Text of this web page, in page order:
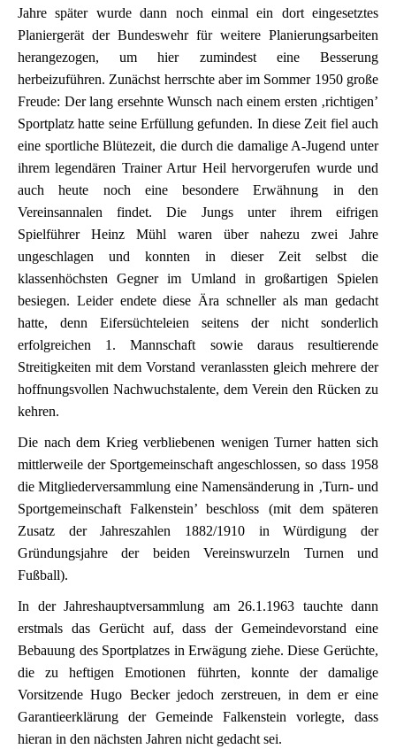
Jahre später wurde dann noch einmal ein dort eingesetztes
Planiergerät der Bundeswehr für weitere Planierungsarbeiten
herangezogen, um hier zumindest eine Besserung
herbeizuführen. Zunächst herrschte aber im Sommer 1950 große
Freude: Der lang ersehnte Wunsch nach einem ersten ‚richtigen’
Sportplatz hatte seine Erfüllung gefunden. In diese Zeit fiel auch
eine sportliche Blütezeit, die durch die damalige A-Jugend unter
ihrem legendären Trainer Artur Heil hervorgerufen wurde und
auch heute noch eine besondere Erwähnung in den
Vereinsannalen findet. Die Jungs unter ihrem eifrigen
Spielführer Heinz Mühl waren über nahezu zwei Jahre
ungeschlagen und konnten in dieser Zeit selbst die
klassenhöchsten Gegner im Umland in großartigen Spielen
besiegen. Leider endete diese Ära schneller als man gedacht
hatte, denn Eifersüchteleien seitens der nicht sonderlich
erfolgreichen 1. Mannschaft sowie daraus resultierende
Streitigkeiten mit dem Vorstand veranlassten gleich mehrere der
hoffnungsvollen Nachwuchstalente, dem Verein den Rücken zu
kehren.
Die nach dem Krieg verbliebenen wenigen Turner hatten sich
mittlerweile der Sportgemeinschaft angeschlossen, so dass 1958
die Mitgliederversammlung eine Namensänderung in ‚Turn- und
Sportgemeinschaft Falkenstein’ beschloss (mit dem späteren
Zusatz der Jahreszahlen 1882/1910 in Würdigung der
Gründungsjahre der beiden Vereinswurzeln Turnen und
Fußball).
In der Jahreshauptversammlung am 26.1.1963 tauchte dann
erstmals das Gerücht auf, dass der Gemeindevorstand eine
Bebauung des Sportplatzes in Erwägung ziehe. Diese Gerüchte,
die zu heftigen Emotionen führten, konnte der damalige
Vorsitzende Hugo Becker jedoch zerstreuen, in dem er eine
Garantieerklärung der Gemeinde Falkenstein vorlegte, dass
hieran in den nächsten Jahren nicht gedacht sei.